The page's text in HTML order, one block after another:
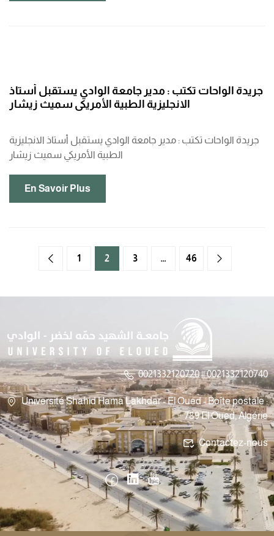
جريدة الواحات تكتب : مدير جامعة الوادي يستقبل أستاذ
الانجليزية الطبية الأمريكي سميث زيشار
جريدة الواحات تكتب : مدير جامعة الوادي يستقبل أستاذ الانجليزية
الطبية الأمريكي سميث زيشار
En Savoir Plus
1 2 3 … 46
0021332120720 || 0021332120740
Université Shahid Hama Lakhdar - El Oued - Boîte postale :
789 El Oued, Algérie
Contactez-nous